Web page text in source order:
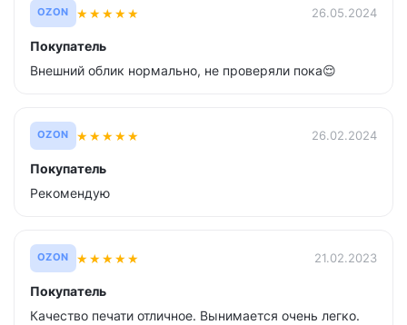
OZON ★★★★★ 26.05.2024
Покупатель
Внешний облик нормально, не проверяли пока😌
OZON ★★★★★ 26.02.2024
Покупатель
Рекомендую
OZON ★★★★★ 21.02.2023
Покупатель
Качество печати отличное. Вынимается очень легко.